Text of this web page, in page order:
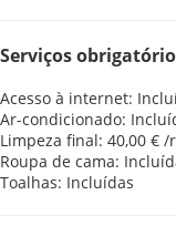
Serviços
Acesso à internet:
Ar-condicionado:
Limpeza final: 40,00 € /
Roupa de cama:
Toalhas: Incluídas